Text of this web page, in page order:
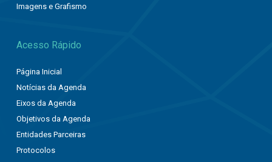
Imagens e Grafismo
Acesso Rápido
Página Inicial
Notícias da Agenda
Eixos da Agenda
Objetivos da Agenda
Entidades Parceiras
Protocolos